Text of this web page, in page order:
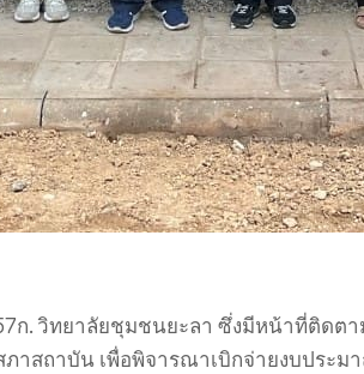
วิทยาลัยชุมชนยะลา ซึ่งมีหน้าที่ติดตา
าสถาบัน เพื่อพิจารณาเบิกจ่ายงบประม